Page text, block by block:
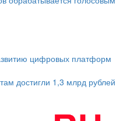
цифровых платформ
достигли 1,3 млрд рублей